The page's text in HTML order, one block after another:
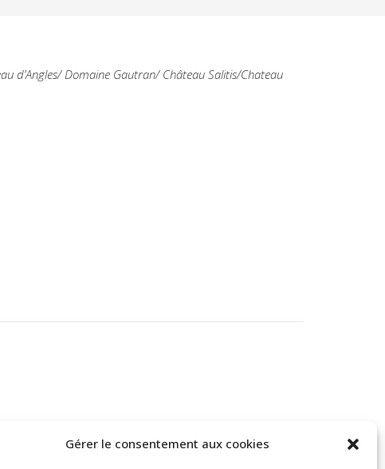
Gérer le consentement aux cookies
d’Angles/ Domaine Gautran/ Château Salitis/Chateau